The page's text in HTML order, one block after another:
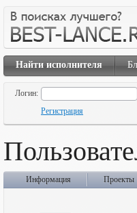
Найти исполнителя
Логин:
Регистрация
Информация Проекты